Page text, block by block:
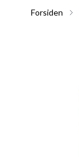
Forsiden